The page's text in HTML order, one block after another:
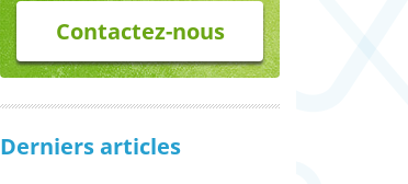
Contactez-nous
Derniers articles